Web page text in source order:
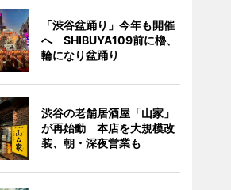
「渋谷盆踊り」今年も開催
へ SHIBUYA109前に櫓、
輪になり盆踊り
渋谷の老舗居酒屋「山家」
が再始動 本店を大規模改
装、朝・深夜営業も